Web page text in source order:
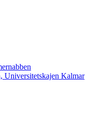
Universitetskajen Kalmar